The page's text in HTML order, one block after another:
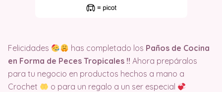
Felicidades has completado los Paños de Cocina
en Forma de Peces Tropicales !! Ahora prepáralos
para tu negocio en productos hechos a mano a
Crochet
o para un regalo a un ser especial